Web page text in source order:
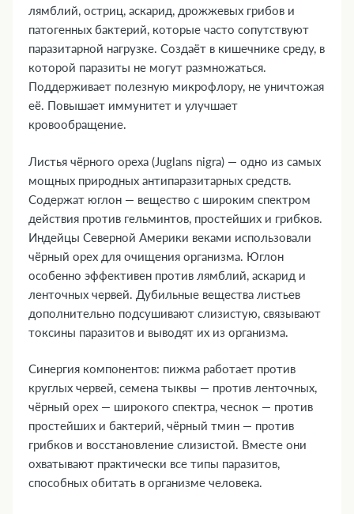
лямблий, остриц, аскарид, дрожжевых грибов и
патогенных бактерий, которые часто сопутствуют
паразитарной нагрузке. Создаёт в кишечнике среду, в
которой паразиты не могут размножаться.
Поддерживает полезную микрофлору, не уничтожая
её. Повышает иммунитет и улучшает
кровообращение.
Листья чёрного ореха (Juglans nigra) — одно из самых
мощных природных антипаразитарных средств.
Содержат юглон — вещество с широким спектром
действия против гельминтов, простейших и грибков.
Индейцы Северной Америки веками использовали
чёрный орех для очищения организма. Юглон
особенно эффективен против лямблий, аскарид и
ленточных червей. Дубильные вещества листьев
дополнительно подсушивают слизистую, связывают
токсины паразитов и выводят их из организма.
Синергия компонентов: пижма работает против
круглых червей, семена тыквы — против ленточных,
чёрный орех — широкого спектра, чеснок — против
простейших и бактерий, чёрный тмин — против
грибков и восстановление слизистой. Вместе они
охватывают практически все типы паразитов,
способных обитать в организме человека.